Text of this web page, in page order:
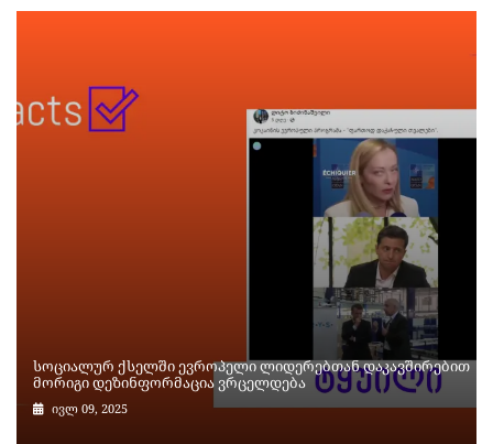
სოციალურ ქსელში ევროპელი ლიდერებთან დაკავშირებით
მორიგი დეზინფორმაცია ვრცელდება
ივლ 09, 2025